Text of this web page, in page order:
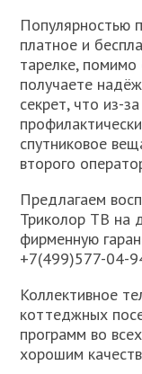
Популярностью
платное и
тарелке, помимо
получаете
секрет, что из-
спутниковое
второго
Предлагаем
Триколор ТВ на
фирменную
+7(499)577-04-
Коллективное
коттеджных
программ во
хорошим